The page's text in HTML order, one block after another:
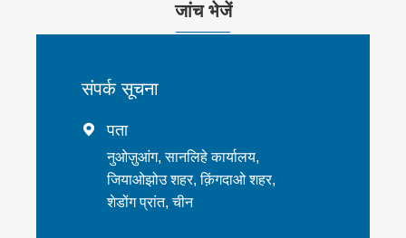
जांच भेजें
संपर्क सूचना
 पता
नुओज़ुआंग, सानलिहे कार्यालय,
जियाओझोउ शहर, क़िंगदाओ शहर,
शेडोंग प्रांत, चीन